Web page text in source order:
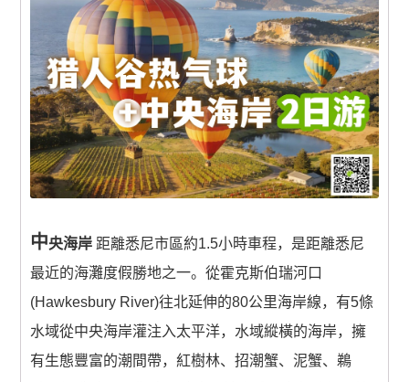
郵輪 (中國）
澳洲出发含机票(中國)
0 items $0.00
中央海岸 距離悉尼市區約1.5小時車程，是距離悉尼
最近的海灘度假勝地之一。從霍克斯伯瑞河口
(Hawkesbury River)往北延伸的80公里海岸線，有5條
水域從中央海岸灌注入太平洋，水域縱橫的海岸，擁
有生態豐富的潮間帶，紅樹林、招潮蟹、泥蟹、鵜